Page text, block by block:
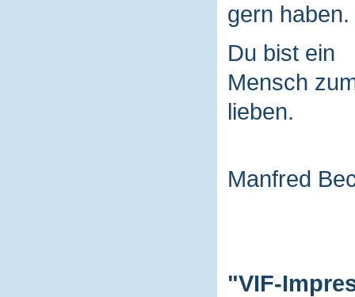
gern haben.
Du bist ein
Mensch
lieben.
Manfred
"VIF-